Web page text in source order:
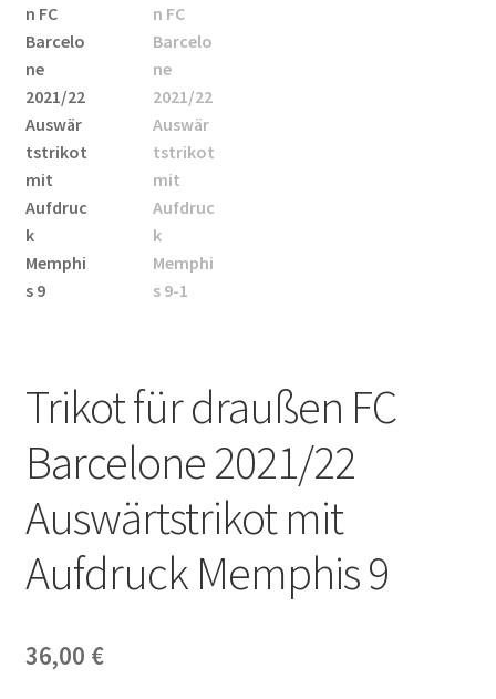
Startseite – English
Warenkorb
Trikot für draußen FC
Barcelone 2021/22
Auswärtstrikot mit
Aufdruck Memphis 9
36,00 €